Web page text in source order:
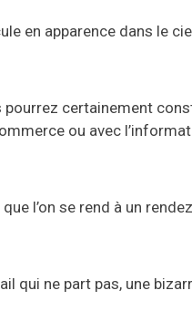
en apparence dans le
pourrez certainement
ou avec
l’on se rend à un
qui ne part pas, une